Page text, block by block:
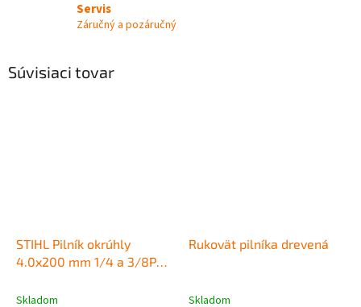
Servis
Záručný a pozáručný
Súvisiaci tovar
STIHL Pilník okrúhly
4.0x200 mm 1/4 a 3/8P
Skladom
Rukovät pilníka drevená
Skladom